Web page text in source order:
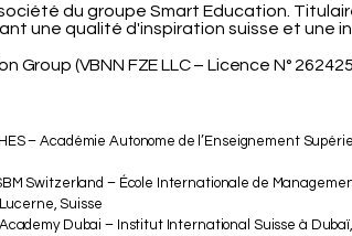
société du groupe Smart Education.
une qualité d'inspiration suisse et une
Group (VBNN FZE LLC – Licence N°
– Académie Autonome de l’Enseignement
Switzerland – École Internationale de
Suisse
Dubai – Institut International Suisse à